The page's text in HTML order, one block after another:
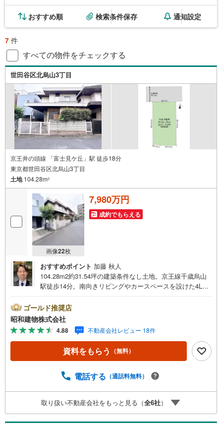
おすすめ順 検索条件保存 通知設定
7 件
すべての物件をチェックする
世田谷区北烏山3丁目
京王井の頭線 「富士見ケ丘」駅 徒歩18分
東京都世田谷区北烏山3丁目
土地104.28m2
画像22枚
7,980万円
成約でもらえる
おすすめポイント 加藤 秋人
104.28m2約31.54坪の建築条件なし土地。京王線千歳烏山
駅徒歩14分。南向きリビングやカースペースを設けた4LDK
m私道に面し、通り抜けの少ない落ち着いた住環境。
・・・地域密着昭和建物です・・・ 西荻窪に創業44年、
地域密着の不動産会社です。 不動産購入、買換えには、
不安がつきもの。 物件の選定や住宅ローンはもちろん地域
密着だからこその情報をお伝え、ご提案いたします。 お
気軽にご相談、ご来社頂ける会社です。スタッフ一同、心
せん。唯一無二の不動産をお手伝いいたします。 キッズル
で楽しくご検討頂けるようご案内しておりますのでぜひ、
お気軽にお問い合わせください。 営業時間: 9:00 - 20:
00
ゴールド推奨店
昭和建物株式会社
4.88 不動産会社レビュー 18件
資料をもらう （無料）
電話する （通話料無料）
取り扱い不動産会社をもっと見る（全6社）